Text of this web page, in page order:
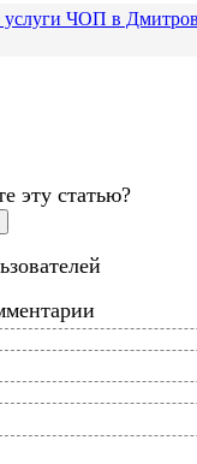
услуги ЧОП в
эту статью?